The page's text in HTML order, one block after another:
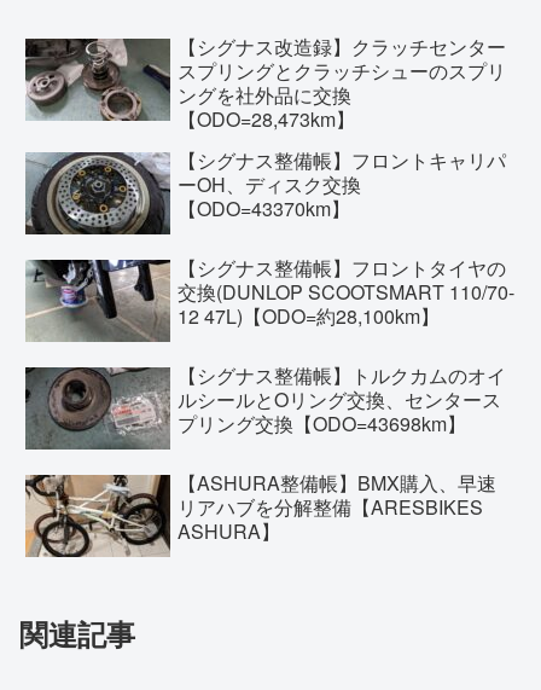
【シグナス改造録】クラッチセンター
スプリングとクラッチシューのスプリ
ングを社外品に交換
【ODO=28,473km】
【シグナス整備帳】フロントキャリパ
ーOH、ディスク交換
【ODO=43370km】
【シグナス整備帳】フロントタイヤの
交換(DUNLOP SCOOTSMART 110/70-
12 47L)【ODO=約28,100km】
【シグナス整備帳】トルクカムのオイ
ルシールとOリング交換、センタース
プリング交換【ODO=43698km】
【ASHURA整備帳】BMX購入、早速
リアハブを分解整備【ARESBIKES
ASHURA】
関連記事